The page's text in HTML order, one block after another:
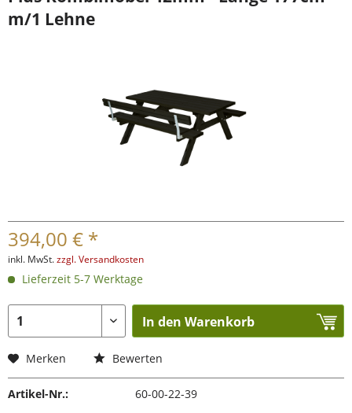
m/1 Lehne
394,00 € *
inkl. MwSt.zzgl. Versandkosten
Lieferzeit 5-7 Werktage
In den Warenkorb
Merken Bewerten
Artikel-Nr.: 60-00-22-39